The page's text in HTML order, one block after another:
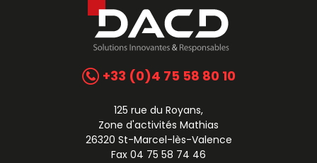
+33 (0)4 75 58 80 10
125 rue du Royans,
Zone d'activités Mathias
26320 St-Marcel-lès-Valence
Fax 04 75 58 74 46